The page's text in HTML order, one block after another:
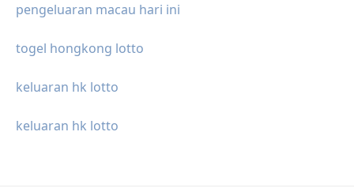
pengeluaran macau hari ini
togel hongkong lotto
keluaran hk lotto
keluaran hk lotto